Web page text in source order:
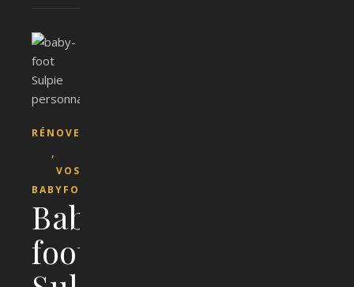
RÉNOVER
,
VOS
BABYFOOTS
Baby-
foot